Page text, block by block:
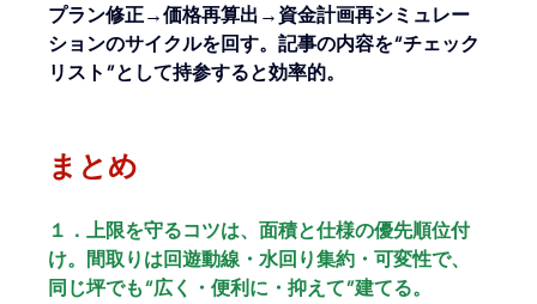
プラン修正→価格再算出→資金計画再シミュレー
ションのサイクルを回す。記事の内容を“チェック
リスト”として持参すると効率的。
まとめ
１．上限を守るコツは、面積と仕様の優先順位付
け。間取りは回遊動線・水回り集約・可変性で、
同じ坪でも“広く・便利に・抑えて”建てる。